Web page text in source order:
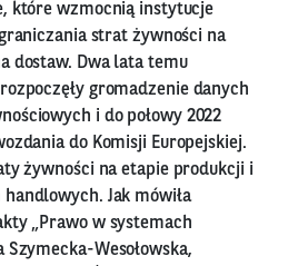
które wzmocnią instytucje
strat żywności na
dostaw. Dwa lata temu
gromadzenie danych
i do połowy 2022
do Komisji Europejskiej.
żywności na etapie produkcji i
Jak mówiła
„Prawo w systemach
Wesołowska,